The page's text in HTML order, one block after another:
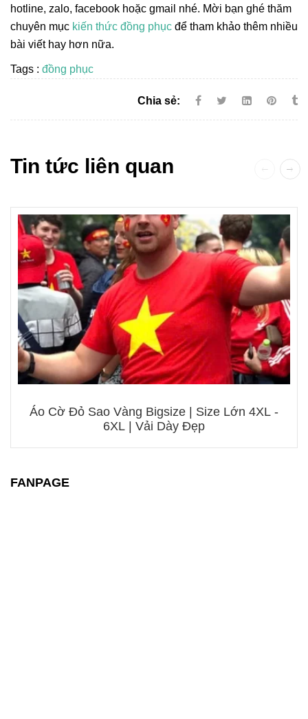
hotline, zalo, facebook hoặc gmail nhé. Mời bạn ghé thăm
chuyên mục kiến thức đồng phục để tham khảo thêm nhiều
bài viết hay hơn nữa.
Tags : đồng phục
Chia sẻ:
Tin tức liên quan
Áo Cờ Đỏ Sao Vàng Bigsize | Size Lớn 4XL -
6XL | Vải Dày Đẹp
FANPAGE